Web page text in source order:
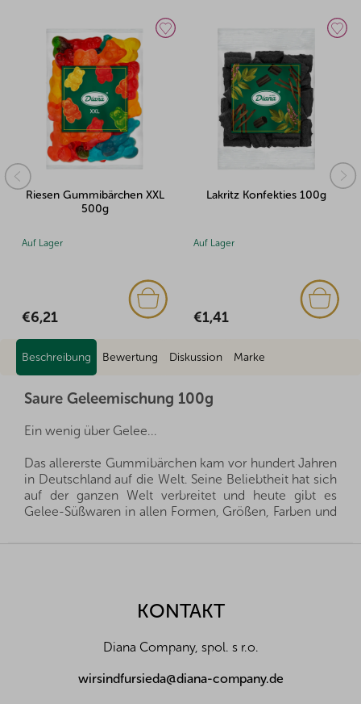
Riesen Gummibärchen XXL
500g
Auf Lager
€6,21
Lakritz Konfekties 100g
Auf Lager
€1,41
Beschreibung Bewertung Diskussion Marke
Saure Geleemischung 100g
Ein wenig über Gelee...
Das allererste Gummibärchen kam vor hundert Jahren
in Deutschland auf die Welt. Seine Beliebtheit hat sich
auf der ganzen Welt verbreitet und heute gibt es
Gelee-Süßwaren in allen Formen, Größen, Farben und
als brächten sie außer dem Naschen keinen großen
aus der die Süßigkeiten hergestellt werden, ist eine
natürliche Substanz, die den Verjüngungsstoff
Kollagen enthält. Dieser ist ein sehr wichtiger
Baustein, der das Bindegewebe bildet, insbesondere
KONTAKT
Diana Company, spol. s r.o.
wirsindfursieda@diana-company.de